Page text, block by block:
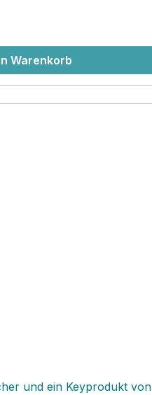
Warenkorb
und ein Keyprodukt